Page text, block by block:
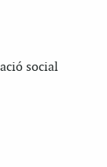
social